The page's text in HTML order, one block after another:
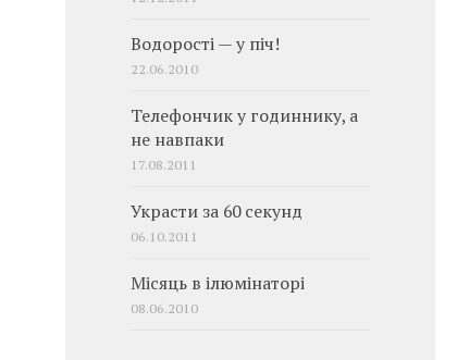
Водорості — у піч!
22.06.2010
Телефончик у годиннику, а
не навпаки
17.08.2011
Украсти за 60 секунд
06.10.2011
Місяць в ілюмінаторі
08.06.2010